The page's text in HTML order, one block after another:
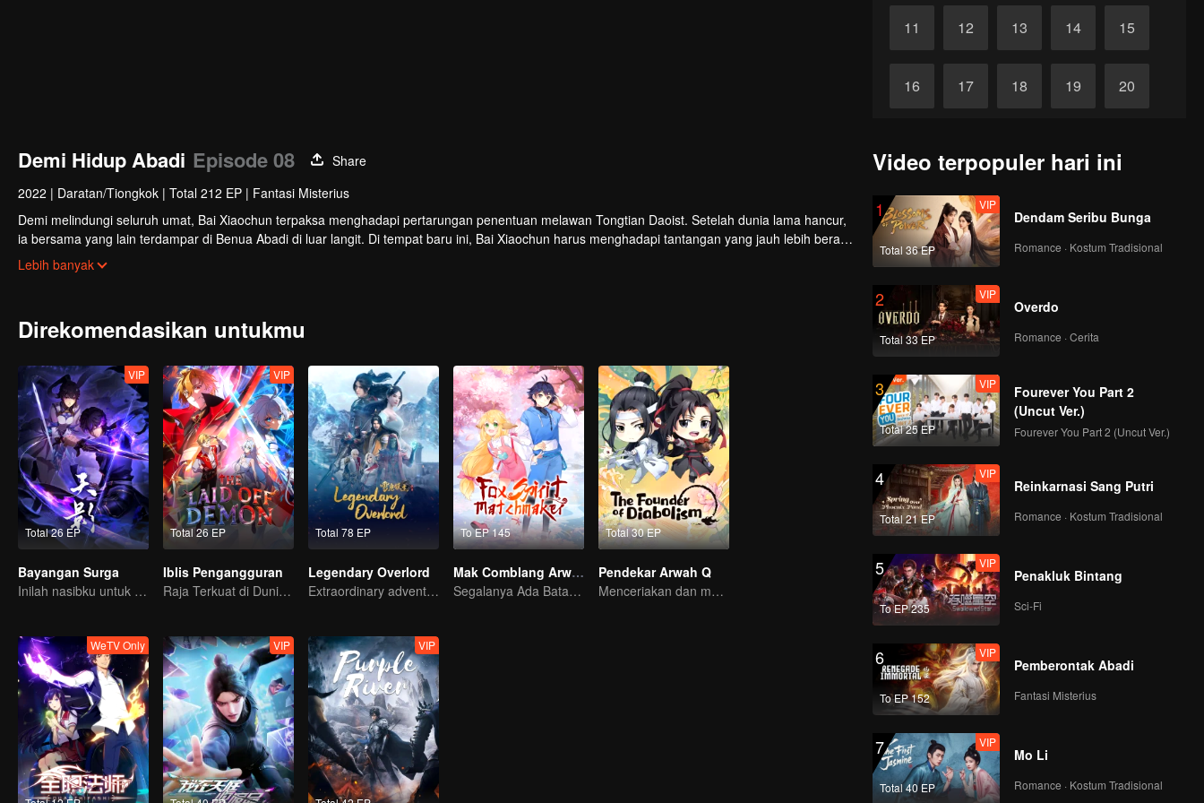
11 12 13 14 15
16 17 18 19 20
26 27
Demi Hidup Abadi Episode 08
Share
2022 | Daratan/Tiongkok | Total 212 EP | Fantasi Misterius
Demi melindungi seluruh umat, Bai Xiaochun terpaksa menghadapi pertarungan penentuan melawan Tongtian Daoist. Setelah dunia lama hancur,
ia bersama yang lain terdampar di Benua Abadi di luar langit. Di tempat baru ini, Bai Xiaochun harus menghadapi tantangan yang jauh lebih berat
serta musuh-musuh yang jauh lebih kuat.
Lebih banyak
Direkomendasikan untukmu
Total 26 EP
VIP
Bayangan Surga
Inilah nasibku untuk mengusir roh jahat dan iblis!
Total 26 EP
VIP
Iblis Pengangguran
Raja Terkuat di Dunia Iblis Tiba-tiba di PHK?
Total 78 EP
Legendary Overlord
Extraordinary adventure, a teenager reborn from adversity.
To EP 145
Mak Comblang Arwah Rubah
Segalanya Ada Batasnya, Tapi Cinta dan Benci Tak Terbatas
Total 30 EP
Pendekar Arwah Q
Menceriakan dan menghangatkan hari-harimu.
WeTV Only VIP VIP
Video terpopuler hari ini
1
Total 36 EP
VIP
Dendam Seribu Bunga
Romance · Kostum Tradisional
2
Total 33 EP
VIP
Overdo
Romance · Cerita
3
Total 25 EP
VIP
Fourever You Part 2
(Uncut Ver.)
Fourever You Part 2 (Uncut Ver.)
4
Total 21 EP
VIP
Reinkarnasi Sang Putri
Romance · Kostum Tradisional
5
To EP 235
VIP
Penakluk Bintang
Sci-Fi
6
To EP 152
VIP
Pemberontak Abadi
Fantasi Misterius
7
Total 40 EP
VIP
Mo Li
Romance · Kostum Tradisional